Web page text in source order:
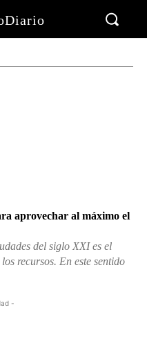
aprovechar al máximo el
del siglo XXI es el
recursos. En este sentido
-